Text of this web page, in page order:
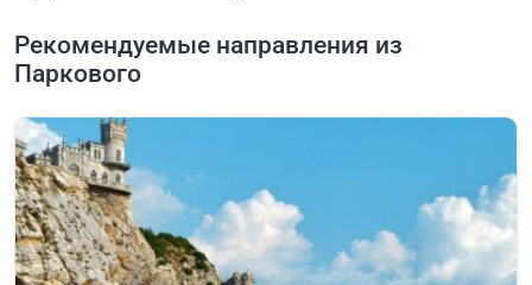
Рекомендуемые направления из
Паркового